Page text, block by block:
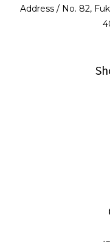
Address / No. 82,